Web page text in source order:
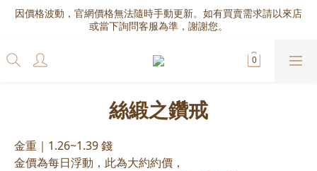
因價格波動，官網價格無法隨時手動更新。如有買賣需求請以來店
或當下詢問客服為準，謝謝您。
絲緞之鑽戒
金重｜1.26~1.39 錢
金價為每日浮動，此為大約約價，